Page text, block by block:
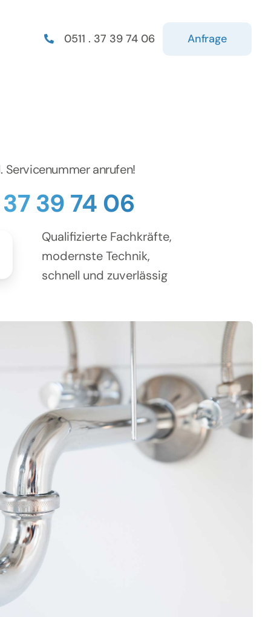
0511 . 37 39 74 06 Anfrage
Servicenummer anrufen!
37 39 74 06
Qualifizierte Fachkräfte,
modernste Technik,
schnell und zuverlässig